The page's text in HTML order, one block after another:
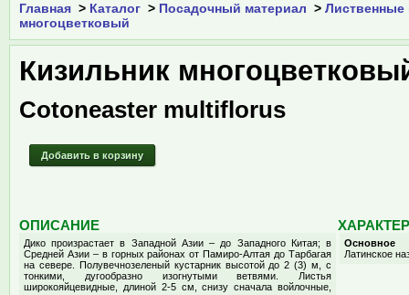
Главная > Каталог > Посадочный материал > Лиственные
многоцветковый
Кизильник
Cotoneaster multiflorus
Добавить в корзину
ОПИСАНИЕ
Дико произрастает в Западной Азии – до Западного Китая; в
Средней Азии – в горных районах от Памиро-Алтая до Тарбагая
на севере. Полувечнозеленый кустарник высотой до 2 (3) м, с
тонкими, дугообразно изогнутыми ветвями. Листья
широкояйцевидные, длиной 2-5 см, снизу сначала войлочные,
Основное
Латинское